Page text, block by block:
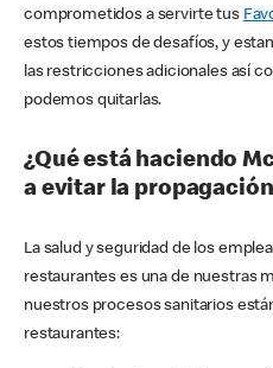
comprometidos a servirte tus
estos tiempos de desafíos, y
las restricciones adicionales así
podemos quitarlas.
¿Qué está haciendo
a evitar la propagación
La salud y seguridad de los
restaurantes es una de nuestras
nuestros procesos sanitarios
restaurantes: